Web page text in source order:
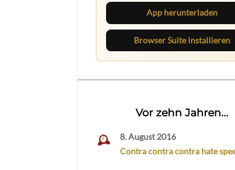
App herunterladen
Browser Suite installieren
Vor zehn Jahren...
8. August 2016
Contra contra contra hate